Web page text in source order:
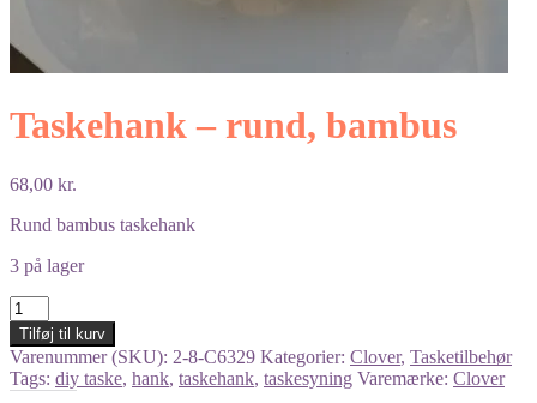
Taskehank – rund, bambus
68,00 kr.
Rund bambus taskehank
3 på lager
Taskehank
-
rund,
bambus
antal
Tilføj til kurv
Varenummer (SKU): 2-8-C6329 Kategorier: Clover, Tasketilbehør
Tags: diy taske, hank, taskehank, taskesyning Varemærke: Clover